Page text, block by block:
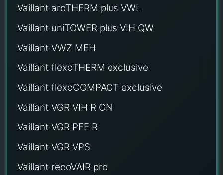
Vaillant aroTHERM plus VWL
Vaillant uniTOWER plus VIH QW
Vaillant VWZ MEH
Vaillant flexoTHERM exclusive
Vaillant flexoCOMPACT exclusive
Vaillant VGR VIH R CN
Vaillant VGR PFE R
Vaillant VGR VPS
Vaillant recoVAIR pro